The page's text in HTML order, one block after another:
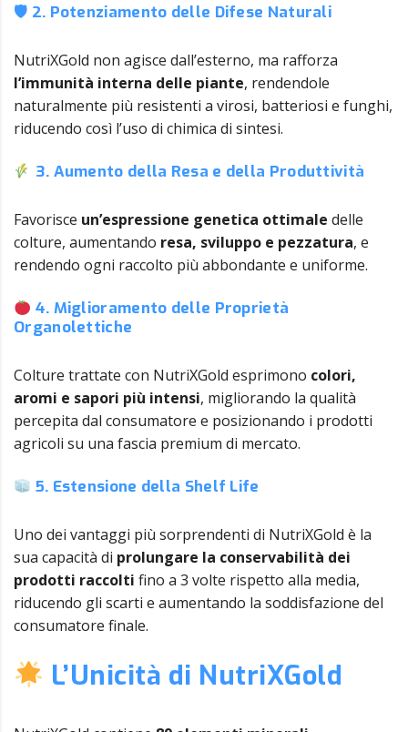
🛡 2. Potenziamento delle Difese Naturali
NutriXGold non agisce dall’esterno, ma rafforza
l’immunità interna delle piante, rendendole
naturalmente più resistenti a virosi, batteriosi e funghi,
riducendo così l’uso di chimica di sintesi.
3. Aumento della Resa e della Produttività
Favorisce un’espressione genetica ottimale delle
colture, aumentando resa, sviluppo e pezzatura, e
rendendo ogni raccolto più abbondante e uniforme.
4. Miglioramento delle Proprietà
Organolettiche
Colture trattate con NutriXGold esprimono colori,
aromi e sapori più intensi, migliorando la qualità
percepita dal consumatore e posizionando i prodotti
agricoli su una fascia premium di mercato.
5. Estensione della Shelf Life
Uno dei vantaggi più sorprendenti di NutriXGold è la
sua capacità di prolungare la conservabilità dei
prodotti raccolti fino a 3 volte rispetto alla media,
riducendo gli scarti e aumentando la soddisfazione del
consumatore finale.
L’Unicità di NutriXGold